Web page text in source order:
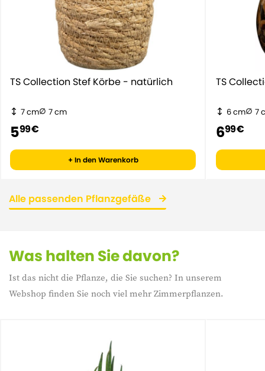
TS Collection Stef Körbe - natürlich
7 cm 7 cm
599 €
+ In den Warenkorb
TS
6 cm 7
699 €
Alle passenden Pflanzgefäße
Was halten Sie davon?
Ist das nicht die Pflanze, die Sie suchen? In unserem
Webshop finden Sie noch viel mehr Zimmerpflanzen.